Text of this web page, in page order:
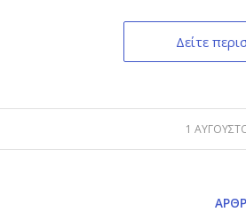
Δείτε
1